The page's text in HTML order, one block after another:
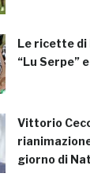
Le ricette di
“Lu Serpe”
Vittorio
giorno di